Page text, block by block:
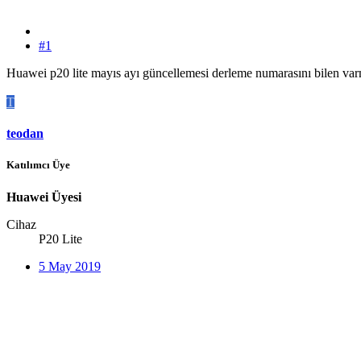
#1
Huawei p20 lite mayıs ayı güncellemesi derleme numarasını bilen
T
teodan
Katılımcı Üye
Huawei Üyesi
Cihaz
P20 Lite
5 May 2019